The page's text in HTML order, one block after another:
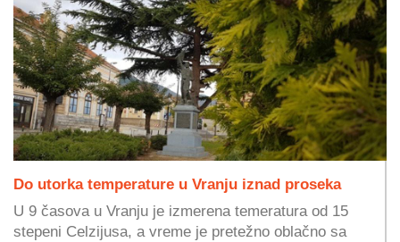
Do utorka temperature u Vranju iznad proseka
U 9 časova u Vranju je izmerena temeratura od 15
stepeni Celzijusa, a vreme je pretežno oblačno sa